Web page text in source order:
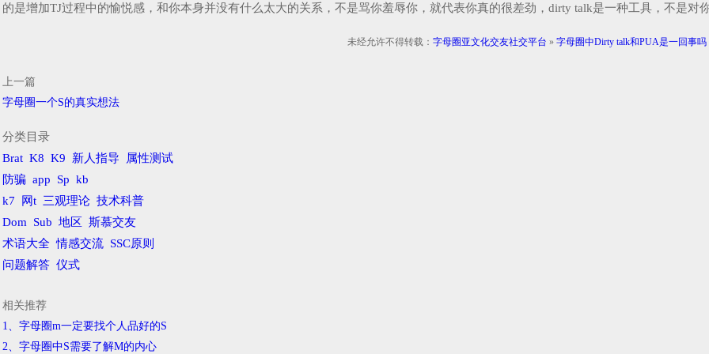
的是增加TJ过程中的愉悦感，和你本身并没有什么太大的关系，不是骂你羞辱你，就代表你真的很差劲，dirty talk是一种工具，不是对你
未经允许不得转载： 字母圈亚文化交友社交平台 » 字母圈中Dirty talk和PUA是一回事吗
上一篇
字母圈一个S的真实想法
分类目录
Brat K8 K9 新人指导
属性测试
防骗 app Sp kb
k7
网t 三观理论 技术科普
Dom Sub 地区
斯慕交友
术语大全 情感交流 SSC原则
问题解答 仪式
相关推荐
1、字母圈m一定要找个人品好的S
2、字母圈中S需要了解M的内心